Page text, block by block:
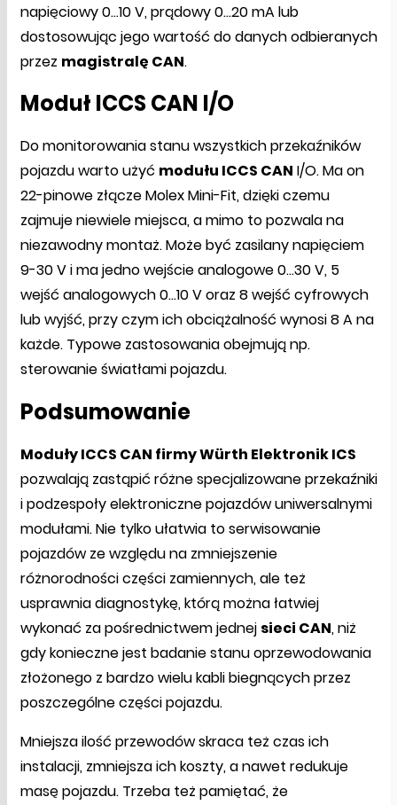
napięciowy 0...10 V, prądowy 0...20 mA lub
dostosowując jego wartość do danych odbieranych
przez magistralę CAN.
Moduł ICCS CAN I/O
Do monitorowania stanu wszystkich przekaźników
pojazdu warto użyć modułu ICCS CAN I/O. Ma on
22-pinowe złącze Molex Mini-Fit, dzięki czemu
zajmuje niewiele miejsca, a mimo to pozwala na
niezawodny montaż. Może być zasilany napięciem
9-30 V i ma jedno wejście analogowe 0...30 V, 5
wejść analogowych 0...10 V oraz 8 wejść cyfrowych
lub wyjść, przy czym ich obciążalność wynosi 8 A na
każde. Typowe zastosowania obejmują np.
sterowanie światłami pojazdu.
Podsumowanie
Moduły ICCS CAN firmy Würth Elektronik ICS
pozwalają zastąpić różne specjalizowane przekaźniki
i podzespoły elektroniczne pojazdów uniwersalnymi
modułami. Nie tylko ułatwia to serwisowanie
pojazdów ze względu na zmniejszenie
różnorodności części zamiennych, ale też
usprawnia diagnostykę, którą można łatwiej
wykonać za pośrednictwem jednej sieci CAN, niż
gdy konieczne jest badanie stanu oprzewodowania
złożonego z bardzo wielu kabli biegnących przez
poszczególne części pojazdu.
Mniejsza ilość przewodów skraca też czas ich
instalacji, zmniejsza ich koszty, a nawet redukuje
masę pojazdu. Trzeba też pamiętać, że